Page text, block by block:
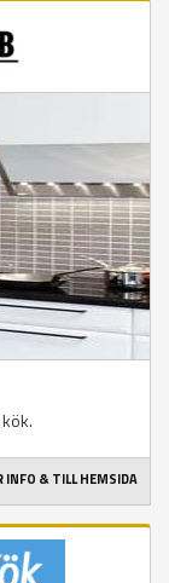
INFO & TILL HEMSIDA